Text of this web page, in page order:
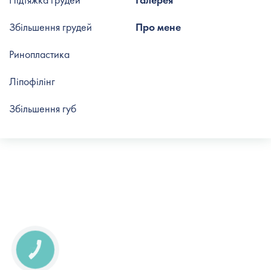
Про мене
Збільшення грудей
Ринопластика
Ліпофілінг
Збільшення губ
КНОПКА
СВЯЗИ